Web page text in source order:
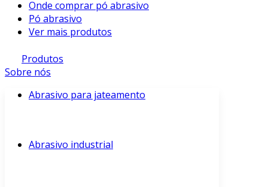
Onde comprar pó abrasivo
Pó abrasivo
Ver mais produtos
Produtos
Sobre nós
Abrasivo para jateamento
Abrasivo industrial